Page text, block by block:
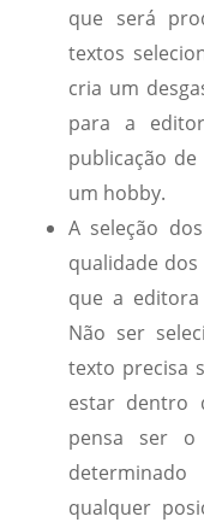
que será
textos
cria um
para a
publicação
um hobby.
A seleção
qualidade
que a
Não ser
texto precisa
estar dentro
pensa ser
qualquer